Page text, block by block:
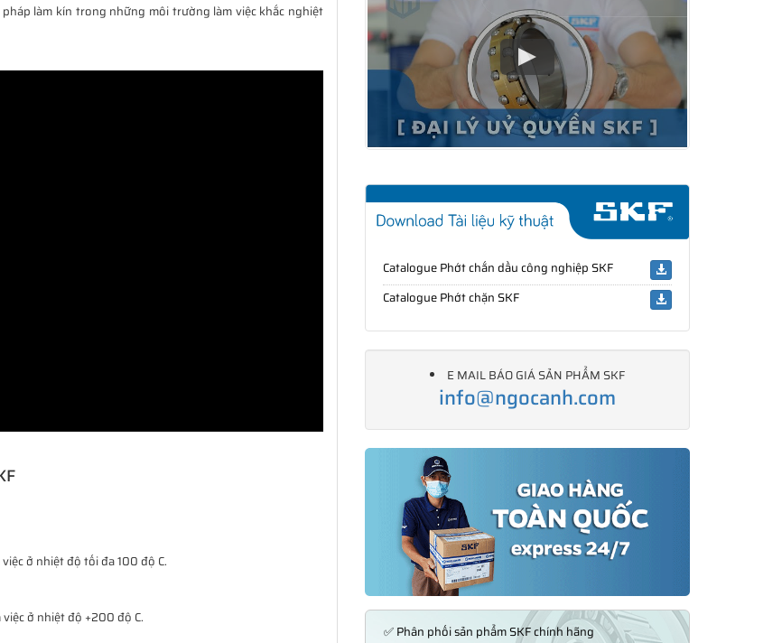
làm kín trong những môi trường làm việc khắc nghiệt
ở nhiệt độ tối đa 100 độ C.
ở nhiệt độ +200 độ C.
Catalogue Phớt chắn dầu công nghiệp SKF
Catalogue Phớt chặn SKF
E MAIL BÁO GIÁ SẢN PHẨM SKF
info@ngocanh.com
✅ Phân phối sản phẩm SKF chính hãng